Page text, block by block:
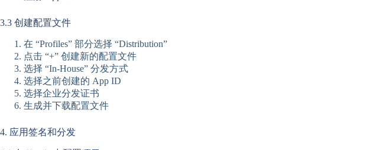
3.3 创建配置文件
在 “Profiles” 部分选择 “Distribution”
点击 “+” 创建新的配置文件
选择 “In-House” 分发方式
选择之前创建的 App ID
选择企业分发证书
生成并下载配置文件
4. 应用签名和分发